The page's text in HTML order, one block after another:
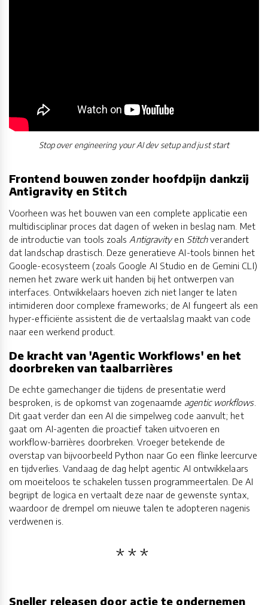
Stop over engineering your AI dev setup and just start
Frontend bouwen zonder hoofdpijn dankzij
Antigravity en Stitch
Voorheen was het bouwen van een complete applicatie een
multidisciplinar proces dat dagen of weken in beslag nam. Met
de introductie van tools zoals Antigravityen Stitchverandert
dat landschap drastisch. Deze generatieve AI-tools binnen het
Google-ecosysteem (zoals Google AI Studio en de Gemini CLI)
nemen het zware werk uit handen bij het ontwerpen van
interfaces. Ontwikkelaars hoeven zich niet langer te laten
intimideren door complexe frameworks; de AI fungeert als een
hyper-efficiënte assistent die de vertaalslag maakt van code
naar een werkend product.
De kracht van 'Agentic Workflows' en het
doorbreken van taalbarrières
De echte gamechanger die tijdens de presentatie werd
besproken, is de opkomst van zogenaamde agentic workflows.
Dit gaat verder dan een AI die simpelweg code aanvult; het
gaat om AI-agenten die proactief taken uitvoeren en
workflow-barrières doorbreken. Vroeger betekende de
overstap van bijvoorbeeld Python naar Go een flinke leercurve
en tijdverlies. Vandaag de dag helpt agentic AI ontwikkelaars
om moeiteloos te schakelen tussen programmeertalen. De AI
begrijpt de logica en vertaalt deze naar de gewenste syntax,
waardoor de drempel om nieuwe talen te adopteren nagenis
verdwenen is.
Sneller releasen door actie te ondernemen